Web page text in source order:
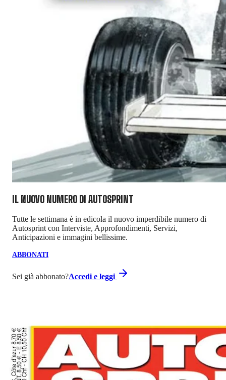
IL NUOVO NUMERO DI AUTOSPRINT
Tutte le settimana è in edicola il nuovo imperdibile numero di
Autosprint con Interviste, Approfondimenti, Servizi,
Anticipazioni e immagini bellissime.
ABBONATI
Sei già abbonato?Accedi e leggi